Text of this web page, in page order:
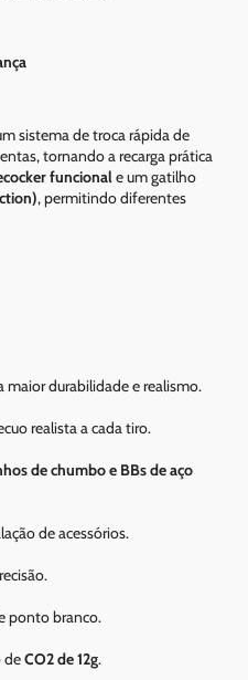
sistema de troca rápida de
tornando a recarga prática
funcionale um gatilho
, permitindo diferentes
durabilidade e realismo.
realista a cada tiro.
de chumbo e BBs de aço
de acessórios.
ponto branco.
deCO2 de 12g.